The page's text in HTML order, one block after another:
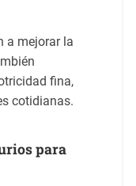
a mejorar la
fina,
cotidianas.
para